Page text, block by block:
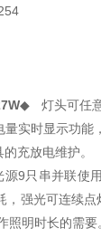
◆ 灯头可任
量实时显示功能
充放电维护。
9只串并联使
，强光可连续
照明时长的需要